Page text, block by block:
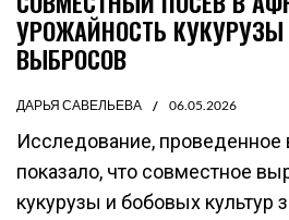
УРОЖАЙНОСТЬ КУКУРУЗЫ
ВЫБРОСОВ
ДАРЬЯ САВЕЛЬЕВА 06.05.2026
Исследование, проведенное
показало, что совместное
кукурузы и бобовых культур